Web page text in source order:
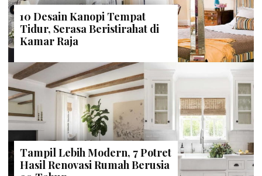
10 Desain Kanopi Tempat
Tidur, Serasa Beristirahat di
Kamar Raja
Tampil Lebih Modern, 7 Potret
Hasil Renovasi Rumah Berusia